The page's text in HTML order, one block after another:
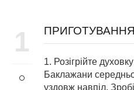
1 ПРИГОТУВАННЯ
1. Розігрійте
Баклажани
уздовж навпіл.